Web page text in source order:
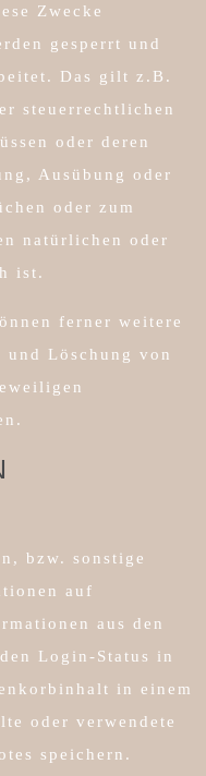
Zwecke
gesperrt und
Das gilt z.B.
steuerrechtlichen
oder deren
Ausübung oder
oder zum
natürlichen oder
ist.
ferner weitere
und Löschung von
bzw. sonstige
auf
aus den
Login-Status in
in einem
oder verwendete
speichern.